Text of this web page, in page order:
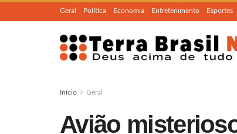
Geral Política Economia Entretenimento Esportes
Início Geral
Avião